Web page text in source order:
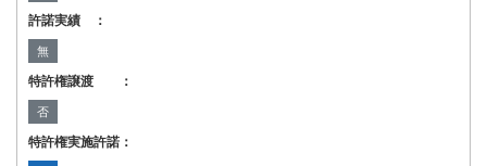
許諾実績 ：
無
特許権譲渡 ：
否
特許権実施許諾：